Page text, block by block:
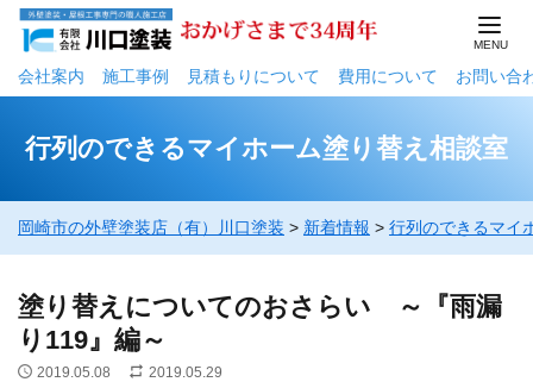
会社案内 施工事例 ⾒積もりについて 費用について お問い合
行列のできるマイホーム塗り替え相談室
岡崎市の外壁塗装店（有）川口塗装 > 新着情報 > 行列のできるマイ
塗り替えについてのおさらい ～『雨漏
り119』編～
2019.05.08
2019.05.29